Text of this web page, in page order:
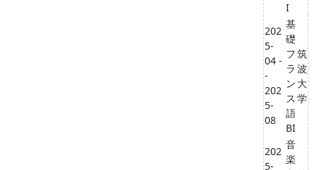
I
202
5-
04 -
-
202
5-
08
基
礎
フ
ラ
ン
ス
語
BI
筑
波
大
学
202
5-
音
楽